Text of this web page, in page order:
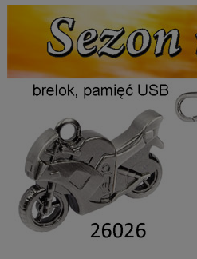
Puchar metalowy złoty 3133E 37cm
195,00 zł Dostępność: